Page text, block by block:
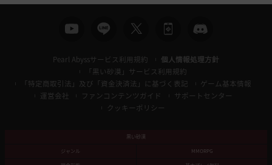
Pearl Abyssサービス利用規約
個人情報処理方針
「黒い砂漠」サービス利用規約
「特定商取引法」及び「資金決済法」に基づく表記
ゲーム基本情報
運営会社
ファンコンテンツガイド
サポートセンター
クッキーポリシー
黒い砂漠
ジャンル
MMORPG